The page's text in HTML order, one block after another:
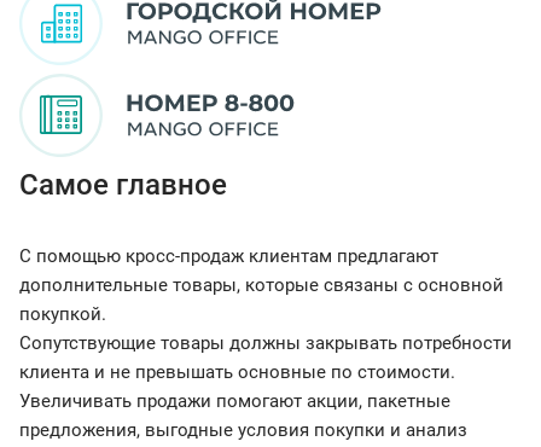
Самое главное
С помощью кросс-продаж клиентам предлагают
дополнительные товары, которые связаны с основной
покупкой.
Сопутствующие товары должны закрывать потребности
клиента и не превышать основные по стоимости.
Увеличивать продажи помогают акции, пакетные
предложения, выгодные условия покупки и анализ